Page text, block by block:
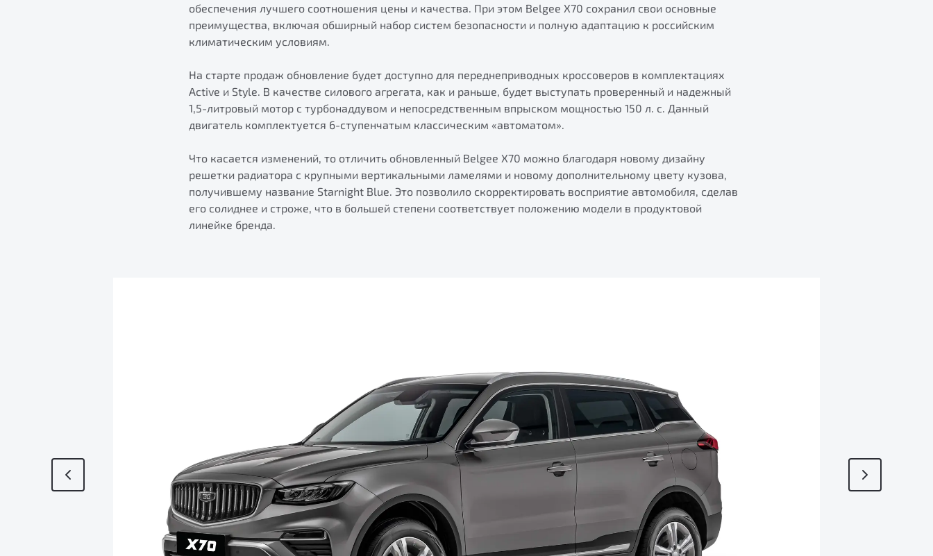
обеспечения лучшего соотношения цены и качества. При этом Belgee X70 сохранил свои основные
преимущества, включая обширный набор систем безопасности и полную адаптацию к российским
климатическим условиям.
На старте продаж обновление будет доступно для переднеприводных кроссоверов в комплектациях
Active и Style. В качестве силового агрегата, как и раньше, будет выступать проверенный и надежный
1,5-литровый мотор с турбонаддувом и непосредственным впрыском мощностью 150 л. с. Данный
двигатель комплектуется 6-ступенчатым классическим «автоматом».
Что касается изменений, то отличить обновленный Belgee X70 можно благодаря новому дизайну
решетки радиатора с крупными вертикальными ламелями и новому дополнительному цвету кузова,
получившему название Starnight Blue. Это позволило скорректировать восприятие автомобиля, сделав
его солиднее и строже, что в большей степени соответствует положению модели в продуктовой
линейке бренда.